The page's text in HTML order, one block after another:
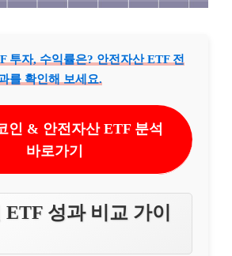
투자, 수익률은? 안전자산 ETF 전
를 확인해 보세요.
인 & 안전자산 ETF 분석
바로가기
성과 비교 가이